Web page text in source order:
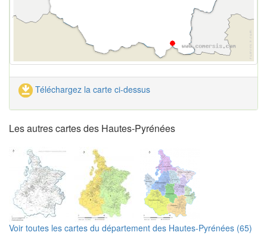
Téléchargez la carte ci-dessus
Les autres cartes des Hautes-Pyrénées
Voir toutes les cartes du département des Hautes-Pyrénées (65)